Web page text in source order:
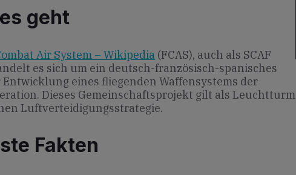
geht
Air System – Wikipedia (FCAS), auch als SCAF
es sich um ein deutsch-französisch-spanisches
eines fliegenden Waffensystems der
Dieses Gemeinschaftsprojekt gilt als Leuchtturm
Luftverteidigungsstrategie.
Fakten